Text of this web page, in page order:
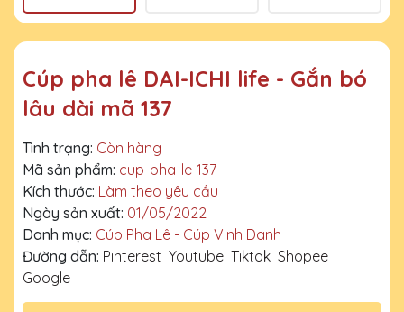
Cúp pha lê DAI-ICHI life - Gắn bó
lâu dài mã 137
Tình trạng: Còn hàng
Mã sản phẩm: cup-pha-le-137
Kích thước: Làm theo yêu cầu
Ngày sản xuất: 01/05/2022
Danh mục: Cúp Pha Lê - Cúp Vinh Danh
Đường dẫn: Pinterest Youtube Tiktok Shopee
Google